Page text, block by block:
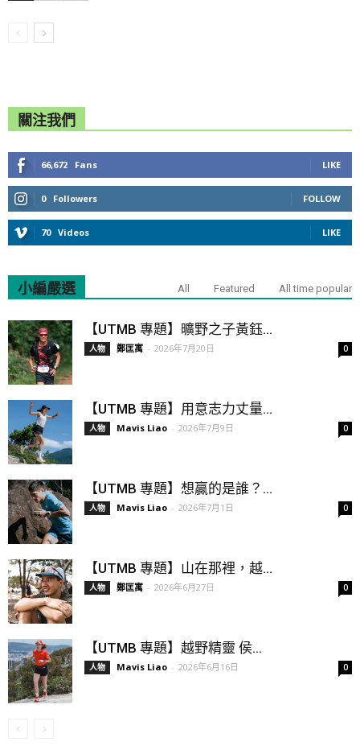
關注我們
66,672 Fans LIKE
0 Followers FOLLOW
70 Videos LIKE
小編嚴選 All Featured All time popular
【UTMB 專題】曠野之子黃鈺...
人物 鄭匡寓 - 2026年7月20日 0
【UTMB 專題】用意志力丈量...
人物 Mavis Liao - 2026年7月9日 0
【UTMB 專題】想贏的是誰？...
人物 Mavis Liao - 2026年7月1日 0
【UTMB 專題】山在那裡，越...
人物 鄭匡寓 - 2026年6月27日 0
【UTMB 專題】越野精靈 侯...
人物 Mavis Liao - 2026年6月16日 0